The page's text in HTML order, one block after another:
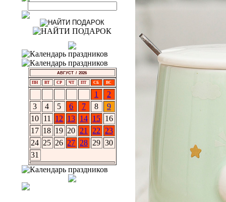
АВГУСТ / 2026
ПН ВТ СР ЧТ ПТ СБ ВС
1
2
3
4 5 6 7 8
9
10 11 12 13 14 15 16
17 18 19 20 21 22
23
24 25 26 27 28 29 30
31